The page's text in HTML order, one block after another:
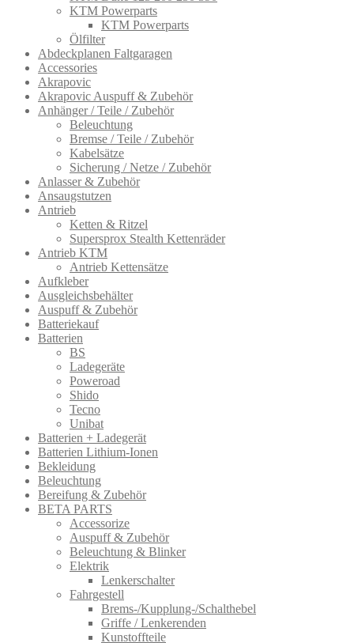
KTM Powerparts
KTM Powerparts
Ölfilter
Abdeckplanen Faltgaragen
Accessories
Akrapovic
Akrapovic Auspuff & Zubehör
Anhänger / Teile / Zubehör
Beleuchtung
Bremse / Teile / Zubehör
Kabelsätze
Sicherung / Netze / Zubehör
Anlasser & Zubehör
Ansaugstutzen
Antrieb
Ketten & Ritzel
Supersprox Stealth Kettenräder
Antrieb KTM
Antrieb Kettensätze
Aufkleber
Ausgleichsbehälter
Auspuff & Zubehör
Batteriekauf
Batterien
BS
Ladegeräte
Poweroad
Shido
Tecno
Unibat
Batterien + Ladegerät
Batterien Lithium-Ionen
Bekleidung
Beleuchtung
Bereifung & Zubehör
BETA PARTS
Accessorize
Auspuff & Zubehör
Beleuchtung & Blinker
Elektrik
Lenkerschalter
Fahrgestell
Brems-/Kupplung-/Schalthebel
Griffe / Lenkerenden
Kunstoffteile